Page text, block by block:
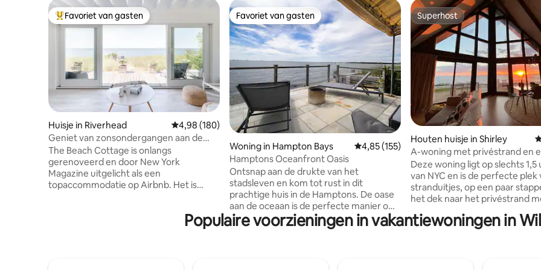
Topfavoriet van gasten
Favoriet van gasten
Huisje in Riverhead Gemiddelde beoordeling van 4,98 op 5, 180 recensies
4,98 (180)
Geniet van zonsondergangen aan de
oceaan in een rustgevende oase aan het
strand
The Beach Cottage is onlangs
gerenoveerd en door New York
Magazine uitgelicht als een
topaccommodatie op Airbnb. Het is
en neutrale kleuren om een serene en
vredige plek te creëren. Ontspan in de
Favoriet van gasten
Favoriet van gasten
Woning in Hampton Bays Gemiddelde beoordeling van 4,85 op 5, 155
4,85 (155)
Hamptons Oceanfront Oasis
Ontsnap aan de drukte van het
stadsleven en kom tot rust in dit
prachtige huis in de Hamptons. De oase
aan de oceaan is de perfecte manier om
wakker te worden met uitzicht op de
oceaan, stranden en nabijgelegen
Superhost
Superhost
Houten huisje in Shirley
A-woning met privéstrand en
zonsondergangen
Deze woning ligt op slechts
van NYC en is de perfecte plek
stranduitjes, op een paar
het dek naar het privéstrand
Bay. Op afstand werken met
prachtig uitzicht op het water
Populaire voorzieningen in vakantiewoningen in